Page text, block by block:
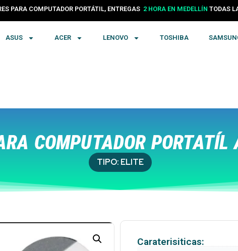
PARA COMPUTADOR PORTÁTIL, ENTREGAS 24 HORAS EN COLOMBIA TODAS
ASUS ACER LENOVO TOSHIBA
COMPUTADOR
TIPO: ELITE
Caraterisiticas: